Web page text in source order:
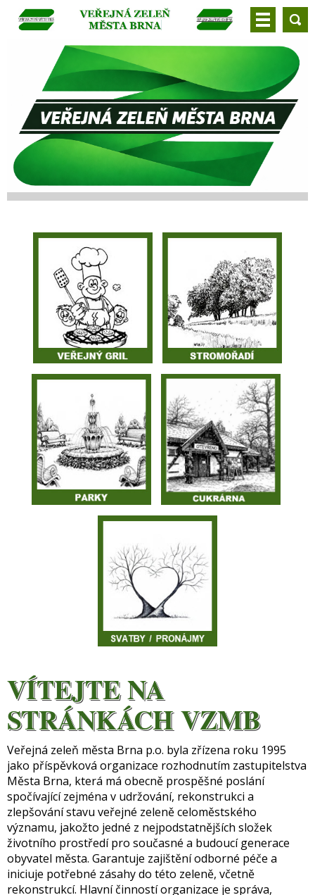
VÍTEJTE NA
STRÁNKÁCH VZMB
Veřejná zeleň města Brna p.o. byla zřízena roku 1995
jako příspěvková organizace rozhodnutím zastupitelstva
Města Brna, která má obecně prospěšné poslání
spočívající zejména v udržování, rekonstrukci a
zlepšování stavu veřejné zeleně celoměstského
významu, jakožto jedné z nejpodstatnějších složek
životního prostředí pro současné a budoucí generace
obyvatel města. Garantuje zajištění odborné péče a
iniciuje potřebné zásahy do této zeleně, včetně
rekonstrukcí. Hlavní činností organizace je správa,